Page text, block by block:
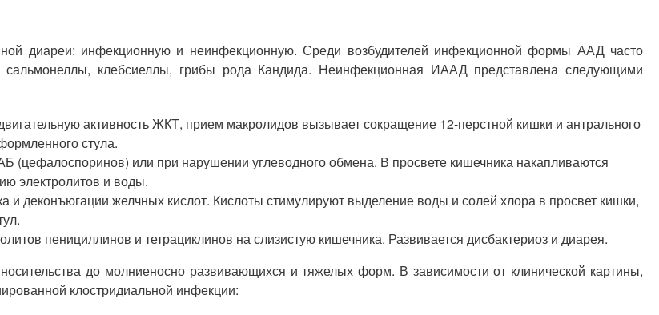
диареи: инфекционную и неинфекционную. Среди возбудителей инфекционной формы ААД часто
сальмонеллы, клебсиеллы, грибы рода Кандида. Неинфекционная ИААД представлена следующими
активность ЖКТ, прием макролидов вызывает сокращение 12-перстной кишки и антрального
стула.
(цефалоспоринов) или при нарушении углеводного обмена. В просвете кишечника накапливаются
электролитов и воды.
и деконъюгации желчных кислот. Кислоты стимулируют выделение воды и солей хлора в просвет кишки,
пенициллинов и тетрациклинов на слизистую кишечника. Развивается дисбактериоз и диарея.
до молниеносно развивающихся и тяжелых форм. В зависимости от клинической картины,
клостридиальной инфекции: